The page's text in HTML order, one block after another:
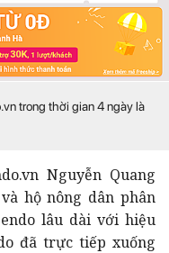
trong thời gian 4 ngày là
Nguyễn Quang
hộ nông dân phân
lâu dài với hiệu
đã trực tiếp xuống